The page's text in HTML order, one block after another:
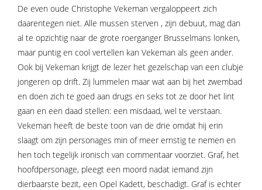
De even oude Christophe Vekeman vergaloppeert zich
daarentegen niet. Alle mussen sterven , zijn debuut, mag dan
al te opzichtig naar de grote roerganger Brusselmans lonken,
maar puntig en cool vertellen kan Vekeman als geen ander.
Ook bij Vekeman krijgt de lezer het gezelschap van een clubje
jongeren op drift. Zij lummelen maar wat aan bij het zwembad
en doen zich te goed aan drugs en seks tot ze door het lint
gaan en een daad stellen: een misdaad, wel te verstaan.
Vekeman heeft de beste toon van de drie omdat hij erin
slaagt om zijn personages min of meer ernstig te nemen en
hen toch tegelijk ironisch van commentaar voorziet. Graf, het
hoofdpersonage, pleegt een moord nadat iemand zijn
dierbaarste bezit, een Opel Kadett, beschadigt. Graf is echter